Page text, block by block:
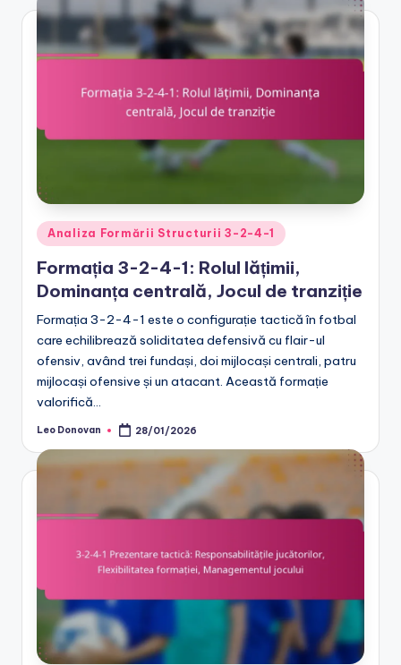
Posted
in
Analiza Formării Structurii 3-2-4-1
Formația 3-2-4-1: Rolul lățimii,
Dominanța centrală, Jocul de tranziție
Formația 3-2-4-1 este o configurație tactică în fotbal
care echilibrează soliditatea defensivă cu flair-ul
ofensiv, având trei fundași, doi mijlocași centrali, patru
mijlocași ofensive și un atacant. Această formație
valorifică…
Posted
Leo Donovan 28/01/2026